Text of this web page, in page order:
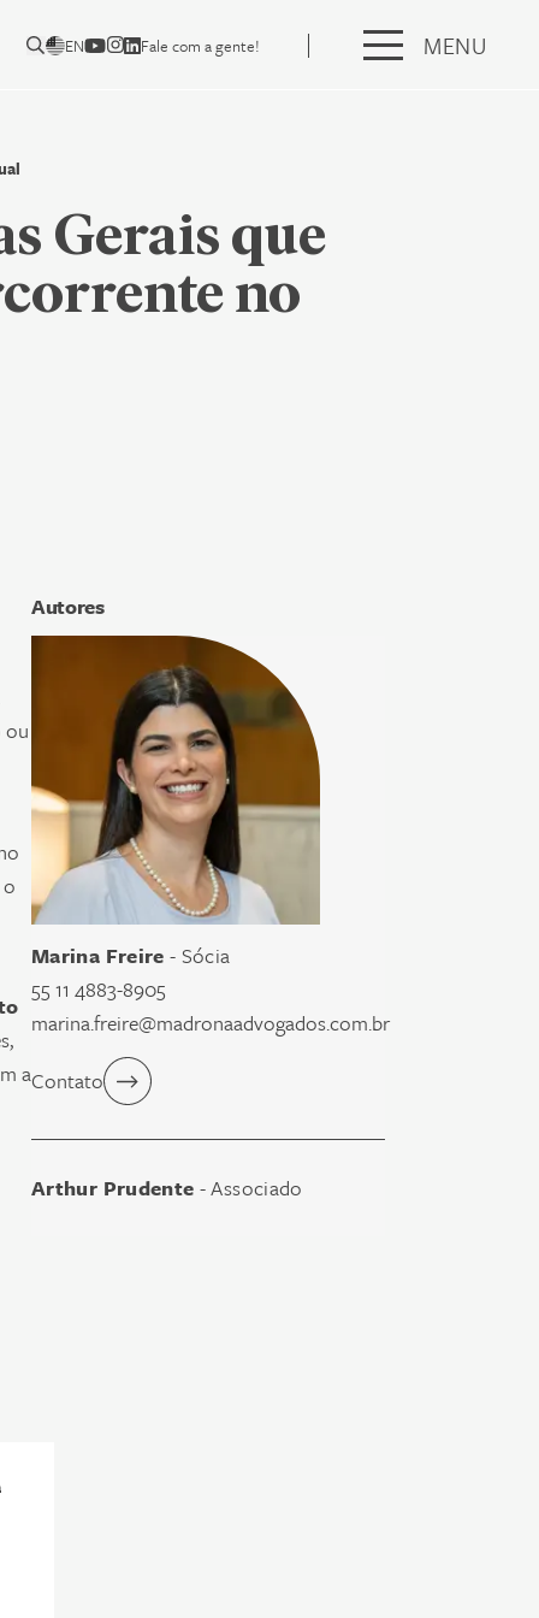
EN Fale com a gente! MENU
Gerais que
no
Autores
Marina Freire - Sócia
55 11 4883-8905
marina.freire@madronaadvogados.com.br
Contato
Arthur Prudente - Associado
ou
a